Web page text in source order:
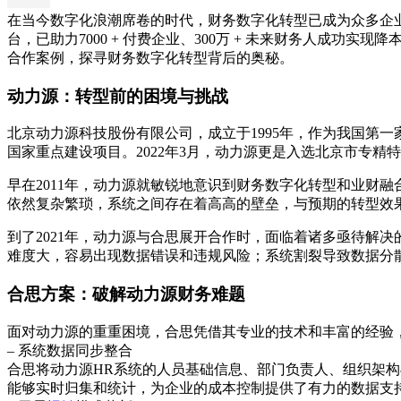
在当今数字化浪潮席卷的时代，财务数字化转型已成为众多
台，已助力7000 + 付费企业、300万 + 未来财务人成功实现
合作案例，探寻财务数字化转型背后的奥秘。
动力源：转型前的困境与挑战
北京动力源科技股份有限公司，成立于1995年，作为我国第
国家重点建设项目。2022年3月，动力源更是入选北京市专精
早在2011年，动力源就敏锐地意识到财务数字化转型和业财
依然复杂繁琐，系统之间存在着高高的壁垒，与预期的转型效
到了2021年，动力源与合思展开合作时，面临着诸多亟待解
难度大，容易出现数据错误和违规风险；系统割裂导致数据
合思方案：破解动力源财务难题
面对动力源的重重困境，合思凭借其专业的技术和丰富的经
– 系统数据同步整合
合思将动力源HR系统的人员基础信息、部门负责人、组织架
能够实时归集和统计，为企业的成本控制提供了有力的数据